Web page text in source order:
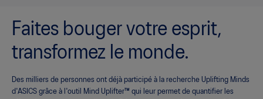
Faites bouger votre esprit,
transformez le monde.
Des milliers de personnes ont déjà participé à la recherche Uplifting Minds
d'ASICS grâce à l'outil Mind Uplifter™ qui leur permet de quantifier les